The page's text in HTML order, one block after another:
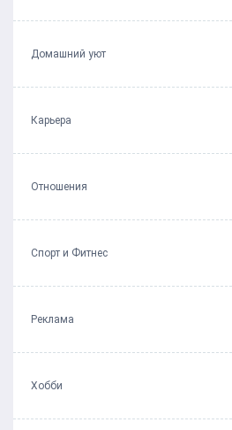
Домашний уют
Карьера
Отношения
Спорт и Фитнес
Реклама
Хобби